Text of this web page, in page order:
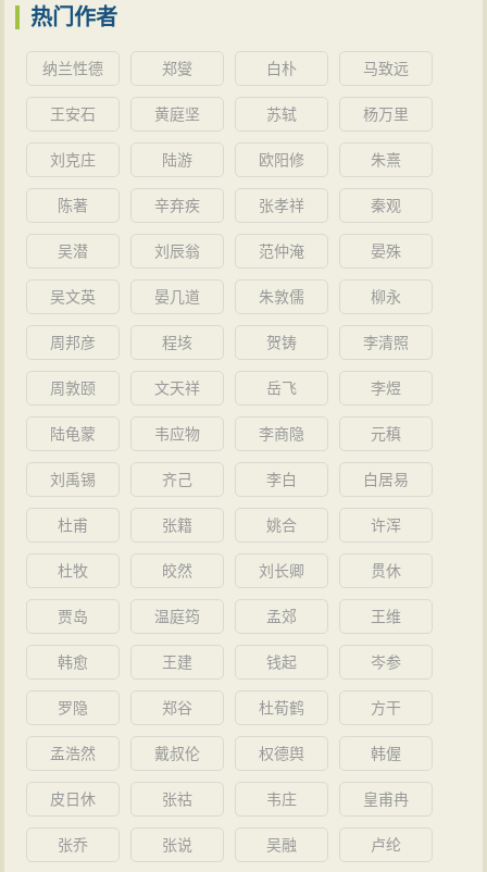
热门作者
纳兰性德 郑燮 白朴 马致远
王安石 黄庭坚 苏轼 杨万里
刘克庄 陆游 欧阳修 朱熹
陈著 辛弃疾 张孝祥 秦观
吴潜 刘辰翁 范仲淹 晏殊
吴文英 晏几道 朱敦儒 柳永
周邦彦 程垓 贺铸 李清照
周敦颐 文天祥 岳飞 李煜
陆龟蒙 韦应物 李商隐 元稹
刘禹锡 齐己 李白 白居易
杜甫 张籍 姚合 许浑
杜牧 皎然 刘长卿 贯休
贾岛 温庭筠 孟郊 王维
韩愈 王建 钱起 岑参
罗隐 郑谷 杜荀鹤 方干
孟浩然 戴叔伦 权德舆 韩偓
皮日休 张祜 韦庄 皇甫冉
张乔 张说 吴融 卢纶